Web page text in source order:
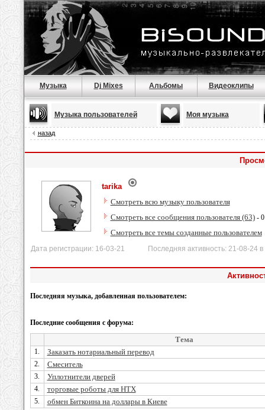
Музыка Dj Mixes Альбомы Видеоклипы
Музыка пользователей Моя музыка
назад
tarika
Смотреть всю музыку пользователя
Смотреть все сообщения пользователя (63)-
Смотреть все темы созданные пользователем
Дата регистрации: 16-03-21 Последняя активность: 21-08-24 в
Последняя музыка, добавленная пользователем:
Последние сообщения с форума:
Тема
1. Заказать нотариальный перевод
2. Смеситель
3. Уплотнители дверей
4. торговые роботы для HTX
5. обмен Биткоина на доллары в Киеве